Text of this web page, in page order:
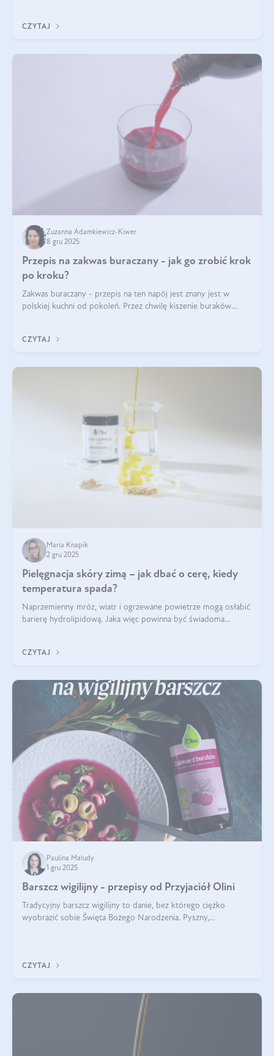
CZYTAJ
Zuzanna Adamkiewicz-Kiwer
8 gru 2025
Przepis na zakwas buraczany - jak go zrobić krok
po kroku?
Zakwas buraczany - przepis na ten napój jest znany jest w
polskiej kuchni od pokoleń. Przez chwilę kiszenie buraków
CZYTAJ
Maria Knapik
2 gru 2025
Pielęgnacja skóry zimą – jak dbać o cerę, kiedy
temperatura spada?
Naprzemienny mróz, wiatr i ogrzewane powietrze mogą osłabić
barierę hydrolipidową. Jaka więc powinna być świadoma
CZYTAJ
Paulina Maludy
1 gru 2025
Barszcz wigilijny - przepisy od Przyjaciół Olini
Tradycyjny barszcz wigilijny to danie, bez którego ciężko
wyobrazić sobie Święta Bożego Narodzenia. Pyszny,
CZYTAJ